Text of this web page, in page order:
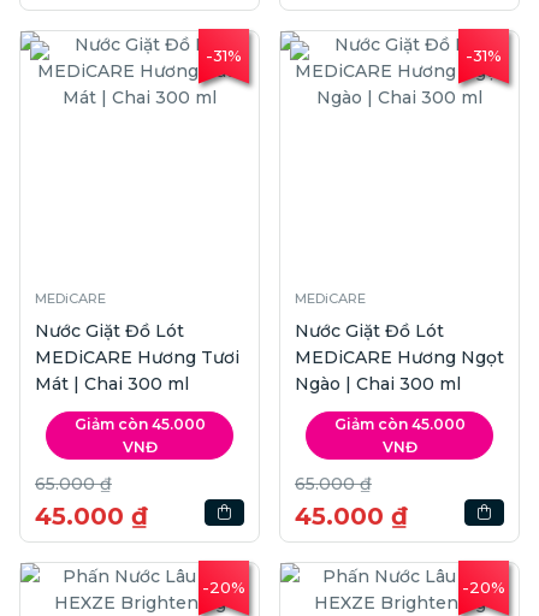
-31%
MEDiCARE
Nước Giặt Đồ Lót
MEDiCARE Hương Tươi
Mát | Chai 300 ml
Giảm còn 45.000
VNĐ
65.000 ₫
45.000 ₫
-31%
MEDiCARE
Nước Giặt Đồ Lót
MEDiCARE Hương Ngọt
Ngào | Chai 300 ml
Giảm còn 45.000
VNĐ
65.000 ₫
45.000 ₫
-20% -20%